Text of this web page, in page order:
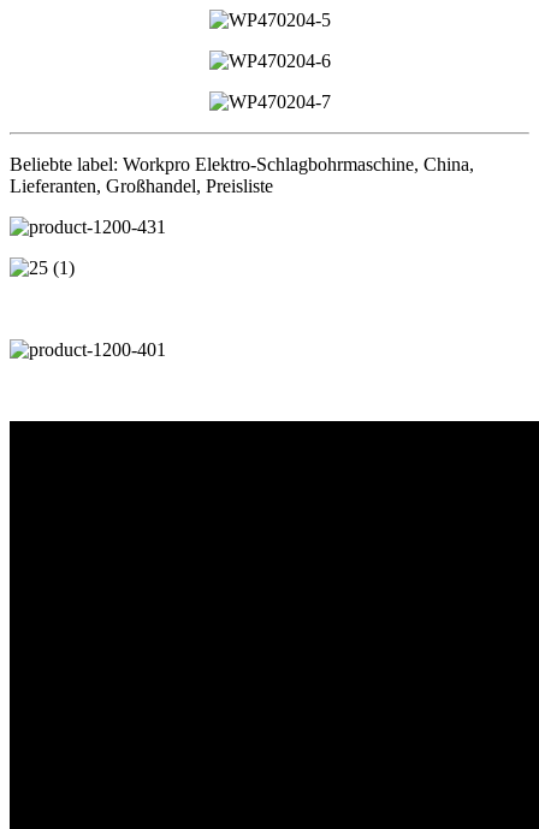
Beliebte label: Workpro Elektro-Schlagbohrmaschine, China,
Lieferanten, Großhandel, Preisliste